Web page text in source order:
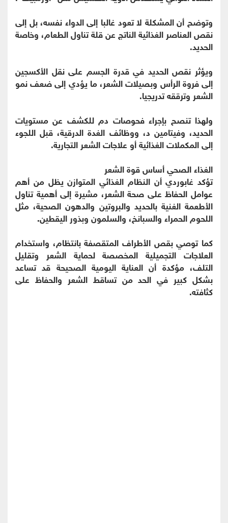
وتوضح أن المشكلة لا تعود غالبا إلى الدواء نفسه، بل إلى
نقص العناصر الغذائية الناتج عن قلة تناول الطعام، وخاصة
الحديد.
ويؤثر نقص الحديد في قدرة الجسم على نقل الأكسجين
إلى فروة الرأس وبصيلات الشعر، ما يؤدي إلى ضعف نمو
الشعر وترققه تدريجيا.
ولهذا تنصح بإجراء فحوصات دم للكشف عن مستويات
الحديد، وفيتامين د، ووظائف الغدة الدرقية، قبل اللجوء
إلى المكملات الغذائية أو علاجات الشعر التجارية.
الغذاء الصحي أساس قوة الشعر
تؤكد غابوردي أن النظام الغذائي المتوازن يظل من أهم
عوامل الحفاظ على صحة الشعر، مشيرة إلى أهمية تناول
الأطعمة الغنية بالحديد والبروتين والدهون الصحية، مثل
اللحوم الحمراء والسبانخ، والسلمون وبذور اليقطين.
كما توصي بقص الأطراف المتقصفة بانتظام، واستخدام
العلاجات التجميلية المخصصة لحماية الشعر وتقليل
التلف، مؤكدة أن العناية اليومية الصحيحة قد تساعد
بشكل كبير في الحد من تساقط الشعر والحفاظ على
كثافته.